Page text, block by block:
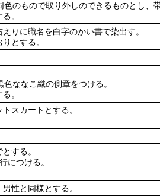
のもので取り外しのできるものとし、
。
りに職名を白字のかい書で染出す。
とする。
ななこ織の側章をつける。
。
スカートとする。
する。
につける。
性と同様とする。